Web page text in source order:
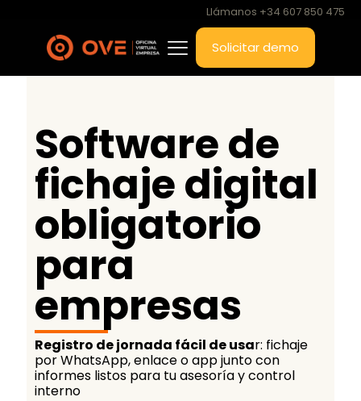
Llámanos +34 607 850 475
Solicitar demo
Software de
fichaje digital
obligatorio
para
empresas
Registro de jornada fácil de usar: fichaje
por WhatsApp, enlace o app junto con
informes listos para tu asesoría y control
interno